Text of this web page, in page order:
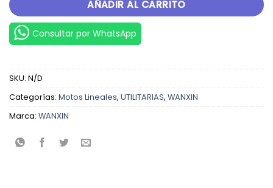
AÑADIR AL CARRITO
Consultar por WhatsApp
SKU: N/D
Categorías: Motos Lineales, UTILITARIAS, WANXIN
Marca: WANXIN